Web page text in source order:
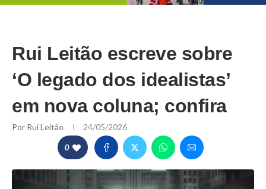
Rui Leitão escreve sobre
‘O legado dos idealistas’
em nova coluna; confira
Por Rui Leitão 24/05/2026
0